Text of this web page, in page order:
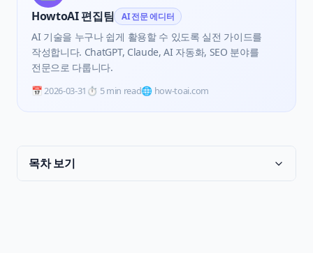
HowtoAI 편집팀 AI 전문 에디터
AI 기술을 누구나 쉽게 활용할 수 있도록 실전 가이드를
작성합니다. ChatGPT, Claude, AI 자동화, SEO 분야를
전문으로 다룹니다.
📅2026-03-31 ⏱️ 5 min read🌐 how-toai.com
목차 보기